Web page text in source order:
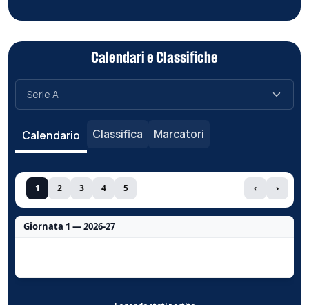
Calendari e Classifiche
Calendario Classifica Marcatori
1 2 3 4 5 ‹ ›
Giornata 1 — 2026-27